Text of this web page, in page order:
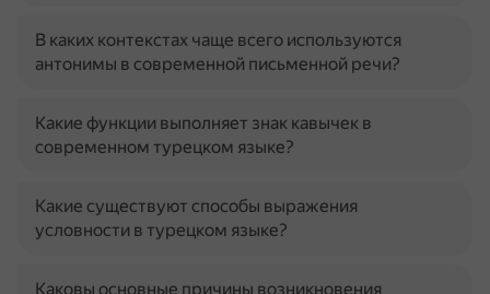
В каких контекстах чаще всего используются
антонимы в современной письменной речи?
Какие функции выполняет знак кавычек в
современном турецком языке?
Какие существуют способы выражения
условности в турецком языке?
Каковы основные причины возникновения